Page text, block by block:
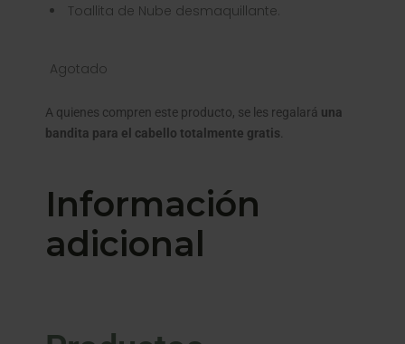
⁠Toallita de Nube desmaquillante.
Agotado
A quienes compren este producto, se les regalará una
bandita para el cabello totalmente gratis
Información
adicional